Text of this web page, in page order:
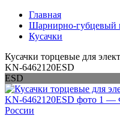
Главная
Шарнирно-губцевый
Кусачки
Кусачки торцевые для
KN-6462120ESD
ESD